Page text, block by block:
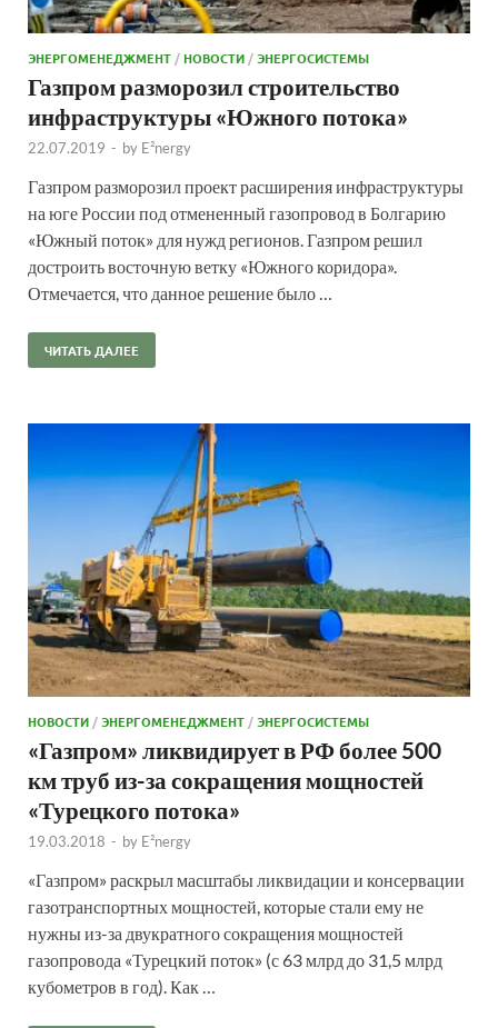
ЭНЕРГОМЕНЕДЖМЕНТ /НОВОСТИ /ЭНЕРГОСИСТЕМЫ
Газпром разморозил строительство
инфраструктуры «Южного потока»
22.07.2019 - by E²nergy
Газпром разморозил проект расширения инфраструктуры
на юге России под отмененный газопровод в Болгарию
«Южный поток» для нужд регионов. Газпром решил
достроить восточную ветку «Южного коридора».
Отмечается, что данное решение было …
ЧИТАТЬ ДАЛЕЕ
НОВОСТИ /ЭНЕРГОМЕНЕДЖМЕНТ /ЭНЕРГОСИСТЕМЫ
«Газпром» ликвидирует в РФ более 500
км труб из-за сокращения мощностей
«Турецкого потока»
19.03.2018 - by E²nergy
«Газпром» раскрыл масштабы ликвидации и консервации
газотранспортных мощностей, которые стали ему не
нужны из-за двукратного сокращения мощностей
газопровода «Турецкий поток» (с 63 млрд до 31,5 млрд
кубометров в год). Как …